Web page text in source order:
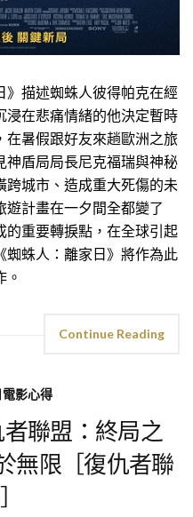
》描述蜘蛛人彼得帕克在經
浸在悲痛情緒的他決定暫時
在暑假跟好友來趟歐洲之旅
神盾局局長尼克福瑞與神秘
跨城市、造成重大死傷的未
遊計畫在一夕間全都變了
的重要轉捩點，在全球引起
蜘蛛人：離家日》將作為此
。
Continue Reading
影心得
聯盟：終局之
無限［復仇者聯